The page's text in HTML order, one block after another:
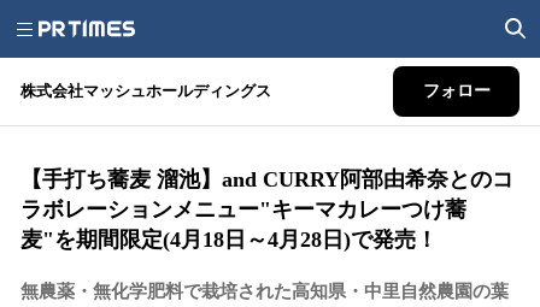
株式会社マッシュホールディングス フォロー
【手打ち蕎麦 溜池】and CURRY阿部由希奈とのコ
ラボレーションメニュー"キーマカレーつけ蕎
麦"を期間限定(4月18日～4月28日)で発売！
無農薬・無化学肥料で栽培された高知県・中里自然農園の葉